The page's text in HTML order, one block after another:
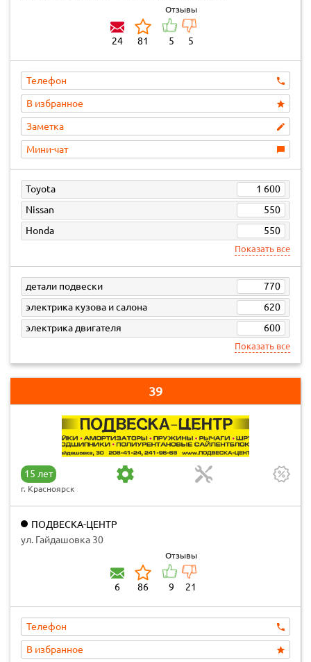
24 81
Отзывы
5 5
Телефон
В избранное
Заметка
Мини-чат
Toyota
1 600
Nissan
550
Honda
550
Показать все
детали подвески
770
электрика кузова и салона
620
электрика двигателя
600
Показать все
39
15 лет
г. Красноярск
ПОДВЕСКА-ЦЕНТР
ул. Гайдашовка 30
6 86
Отзывы
9 21
Телефон
В избранное